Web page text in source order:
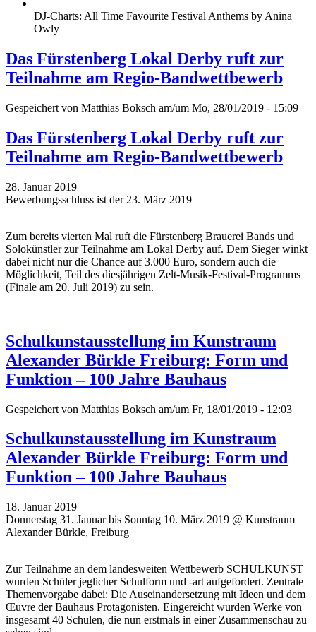
DJ-Charts: All Time Favourite Festival Anthems by Anina
Owly
Das Fürstenberg Lokal Derby ruft zur
Teilnahme am Regio-Bandwettbewerb
Gespeichert von Matthias Boksch am/um Mo, 28/01/2019 - 15:09
Das Fürstenberg Lokal Derby ruft zur
Teilnahme am Regio-Bandwettbewerb
28. Januar 2019
Bewerbungsschluss ist der 23. März 2019
Zum bereits vierten Mal ruft die Fürstenberg Brauerei Bands und
Solokünstler zur Teilnahme am Lokal Derby auf. Dem Sieger winkt
dabei nicht nur die Chance auf 3.000 Euro, sondern auch die
Möglichkeit, Teil des diesjährigen Zelt-Musik-Festival-Programms
(Finale am 20. Juli 2019) zu sein.
Schulkunstausstellung im Kunstraum
Alexander Bürkle Freiburg: Form und
Funktion – 100 Jahre Bauhaus
Gespeichert von Matthias Boksch am/um Fr, 18/01/2019 - 12:03
Schulkunstausstellung im Kunstraum
Alexander Bürkle Freiburg: Form und
Funktion – 100 Jahre Bauhaus
18. Januar 2019
Donnerstag 31. Januar bis Sonntag 10. März 2019 @ Kunstraum
Alexander Bürkle, Freiburg
Zur Teilnahme an dem landesweiten Wettbewerb SCHULKUNST
wurden Schüler jeglicher Schulform und -art aufgefordert. Zentrale
Themenvorgabe dabei: Die Auseinandersetzung mit Ideen und dem
Œuvre der Bauhaus Protagonisten. Eingereicht wurden Werke von
insgesamt 40 Schulen, die nun erstmals in einer Zusammenschau zu